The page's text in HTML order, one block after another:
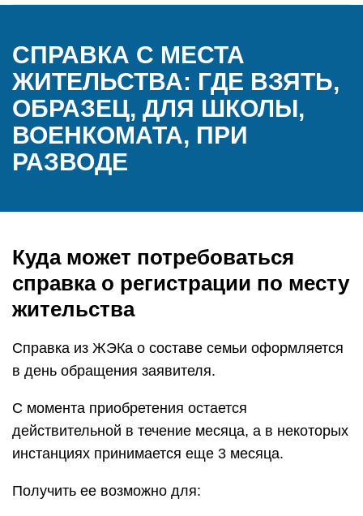
СПРАВКА С МЕСТА
ЖИТЕЛЬСТВА: ГДЕ ВЗЯТЬ,
ОБРАЗЕЦ, ДЛЯ ШКОЛЫ,
ВОЕНКОМАТА, ПРИ
РАЗВОДЕ
Куда может потребоваться
справка о регистрации по месту
жительства
Справка из ЖЭКа о составе семьи оформляется
в день обращения заявителя.
С момента приобретения остается
действительной в течение месяца, а в некоторых
инстанциях принимается еще 3 месяца.
Получить ее возможно для: